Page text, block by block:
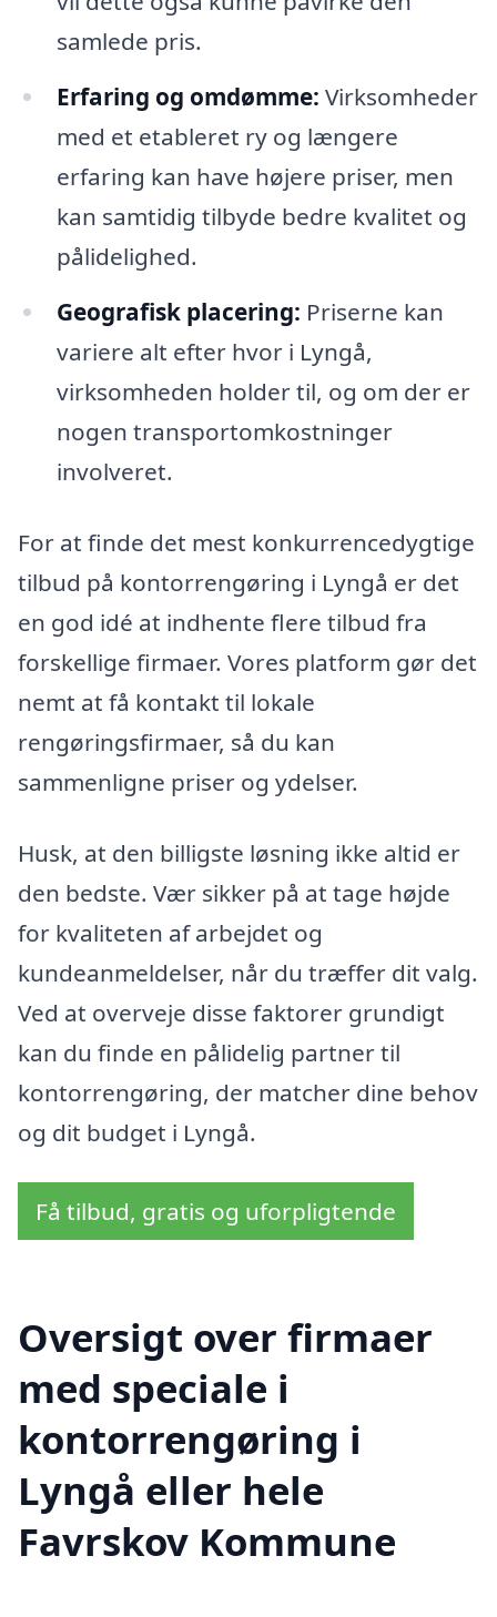
samlede pris.
Erfaring og omdømme: Virksomheder
med et etableret ry og længere
erfaring kan have højere priser, men
kan samtidig tilbyde bedre kvalitet og
pålidelighed.
Geografisk placering: Priserne kan
variere alt efter hvor i Lyngå,
virksomheden holder til, og om der er
nogen transportomkostninger
involveret.
For at finde det mest konkurrencedygtige
tilbud på kontorrengøring i Lyngå er det
en god idé at indhente flere tilbud fra
forskellige firmaer. Vores platform gør det
nemt at få kontakt til lokale
rengøringsfirmaer, så du kan
sammenligne priser og ydelser.
Husk, at den billigste løsning ikke altid er
den bedste. Vær sikker på at tage højde
for kvaliteten af arbejdet og
kundeanmeldelser, når du træffer dit valg.
Ved at overveje disse faktorer grundigt
kan du finde en pålidelig partner til
kontorrengøring, der matcher dine behov
og dit budget i Lyngå.
Få tilbud, gratis og uforpligtende
Oversigt over firmaer
med speciale i
kontorrengøring i
Lyngå eller hele
Favrskov Kommune